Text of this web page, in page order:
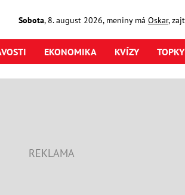
Sobota, 8. august2026, meniny má Oskar,
EKONOMIKA KVÍZY